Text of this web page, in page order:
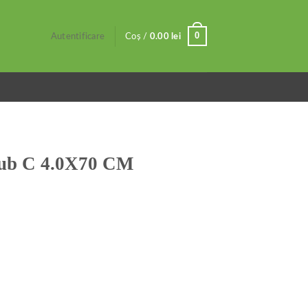
Autentificare Coș / 0.00 lei 0
C 4.0X70 CM